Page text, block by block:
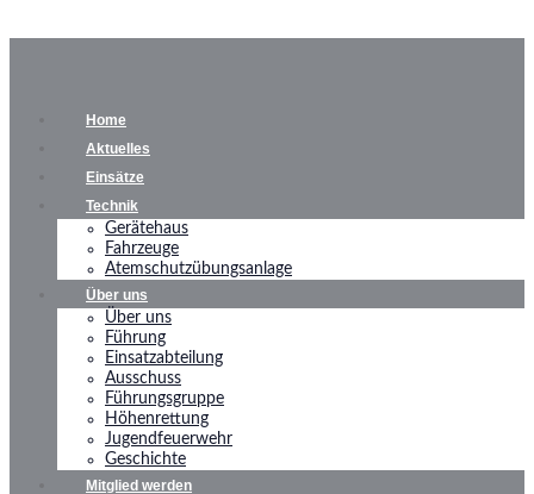
Home
Aktuelles
Einsätze
Technik
Gerätehaus
Fahrzeuge
Atemschutzübungsanlage
Über uns
Über uns
Führung
Einsatzabteilung
Ausschuss
Führungsgruppe
Höhenrettung
Jugendfeuerwehr
Geschichte
Mitglied werden